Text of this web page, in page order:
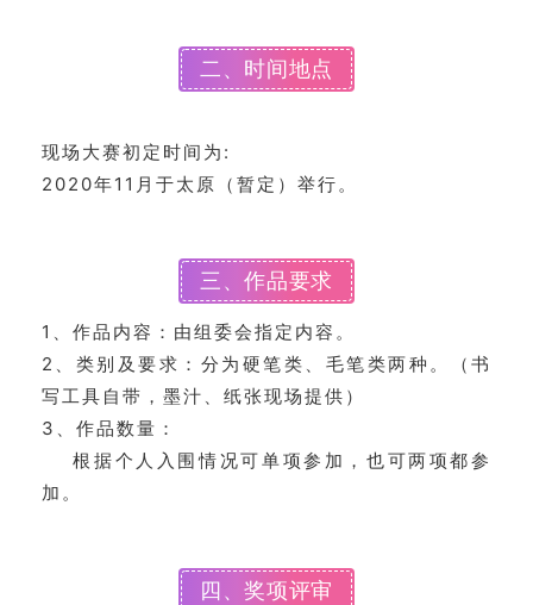
二、时间地点
现场大赛初定时间为:
2020年11月于太原（暂定）举行。
三、作品要求
1、作品内容：由组委会指定内容。
2、类别及要求：分为硬笔类、毛笔类两种。（书
写工具自带，墨汁、纸张现场提供）
3、作品数量：
根据个人入围情况可单项参加，也可两项都参
加。
四、奖项评审